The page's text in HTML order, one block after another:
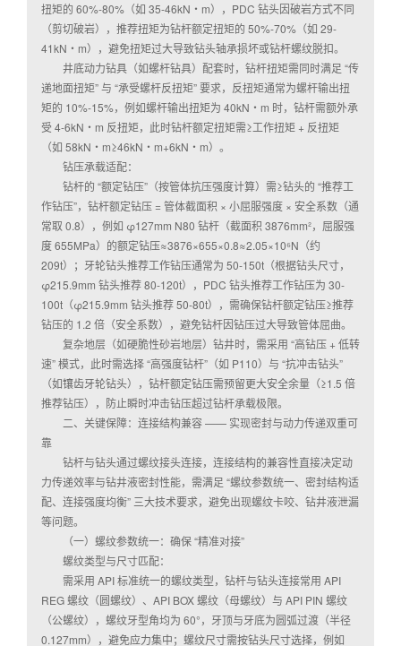
扭矩的 60%-80%（如 35-46kN・m），PDC 钻头因破岩方式不同
（剪切破岩），推荐扭矩为钻杆额定扭矩的 50%-70%（如 29-
41kN・m），避免扭矩过大导致钻头轴承损坏或钻杆螺纹脱扣。
井底动力钻具（如螺杆钻具）配套时，钻杆扭矩需同时满足 “传
递地面扭矩” 与 “承受螺杆反扭矩” 要求，反扭矩通常为螺杆输出扭
矩的 10%-15%，例如螺杆输出扭矩为 40kN・m 时，钻杆需额外承
受 4-6kN・m 反扭矩，此时钻杆额定扭矩需≥工作扭矩 + 反扭矩
（如 58kN・m≥46kN・m+6kN・m）。
钻压承载适配：
钻杆的 “额定钻压”（按管体抗压强度计算）需≥钻头的 “推荐工
作钻压”，钻杆额定钻压 = 管体截面积 × 小屈服强度 × 安全系数（通
常取 0.8），例如 φ127mm N80 钻杆（截面积 3876mm²，屈服强
度 655MPa）的额定钻压≈3876×655×0.8≈2.05×10⁶N（约
209t）；牙轮钻头推荐工作钻压通常为 50-150t（根据钻头尺寸，
φ215.9mm 钻头推荐 80-120t），PDC 钻头推荐工作钻压为 30-
100t（φ215.9mm 钻头推荐 50-80t），需确保钻杆额定钻压≥推荐
钻压的 1.2 倍（安全系数），避免钻杆因钻压过大导致管体屈曲。
复杂地层（如硬脆性砂岩地层）钻井时，需采用 “高钻压 + 低转
速” 模式，此时需选择 “高强度钻杆”（如 P110）与 “抗冲击钻头”
（如镶齿牙轮钻头），钻杆额定钻压需预留更大安全余量（≥1.5 倍
推荐钻压），防止瞬时冲击钻压超过钻杆承载极限。
二、关键保障：连接结构兼容 —— 实现密封与动力传递双重可
靠
钻杆与钻头通过螺纹接头连接，连接结构的兼容性直接决定动
力传递效率与钻井液密封性能，需满足 “螺纹参数统一、密封结构适
配、连接强度均衡” 三大技术要求，避免出现螺纹卡咬、钻井液泄漏
等问题。
（一）螺纹参数统一：确保 “精准对接”
螺纹类型与尺寸匹配：
需采用 API 标准统一的螺纹类型，钻杆与钻头连接常用 API
REG 螺纹（圆螺纹）、API BOX 螺纹（母螺纹）与 API PIN 螺纹
（公螺纹），螺纹牙型角均为 60°，牙顶与牙底为圆弧过渡（半径
0.127mm），避免应力集中；螺纹尺寸需按钻头尺寸选择，例如